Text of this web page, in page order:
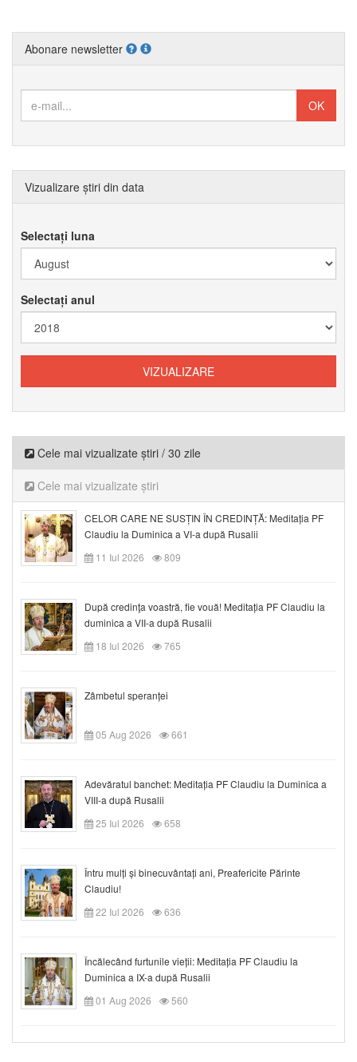
Abonare newsletter
Vizualizare știri din data
Selectați luna
Selectați anul
Cele mai vizualizate știri / 30 zile
Cele mai vizualizate știri
CELOR CARE NE SUSȚIN ÎN CREDINȚĂ: Meditația PF
Claudiu la Duminica a VI-a după Rusalii
11 Iul 2026
809
După credinţa voastră, fie vouă! Meditația PF Claudiu la
duminica a VII-a după Rusalii
18 Iul 2026
765
Zâmbetul speranței
05 Aug 2026 661
Adevăratul banchet: Meditația PF Claudiu la Duminica a
VIII-a după Rusalii
25 Iul 2026
658
Întru mulți și binecuvântați ani, Preafericite Părinte
Claudiu!
22 Iul 2026
636
Încălecând furtunile vieții: Meditația PF Claudiu la
Duminica a IX-a după Rusalii
01 Aug 2026
560